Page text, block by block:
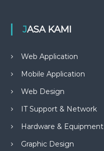
JASA KAMI
Web Application
Mobile Application
Web Design
IT Support & Network
Hardware & Equipment
Graphic Design